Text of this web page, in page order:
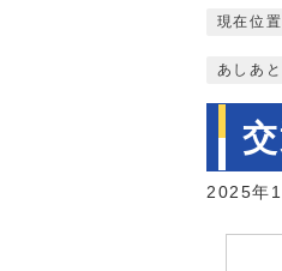
現在位置
あしあと
2025年